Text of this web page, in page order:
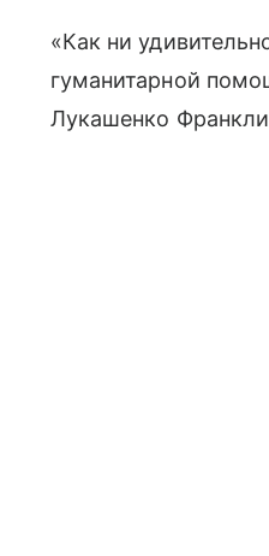
«Как ни
гуманитарной
Лукашенко